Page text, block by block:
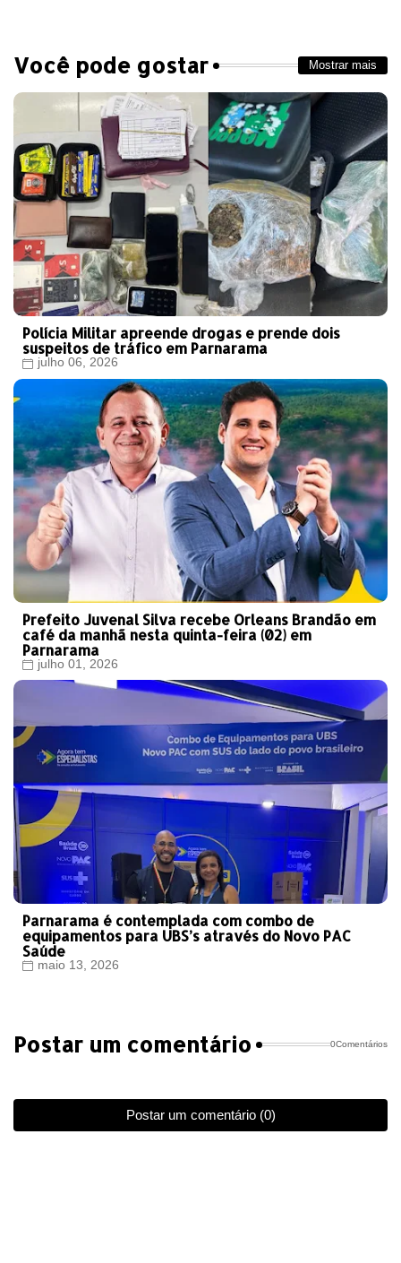
Você pode gostar Mostrar mais
Polícia Militar apreende drogas e prende dois
suspeitos de tráfico em Parnarama
julho 06, 2026
Prefeito Juvenal Silva recebe Orleans Brandão em
café da manhã nesta quinta-feira (02) em
Parnarama
julho 01, 2026
Parnarama é contemplada com combo de
equipamentos para UBS’s através do Novo PAC
Saúde
maio 13, 2026
Postar um comentário 0Comentários
Postar um comentário (0)